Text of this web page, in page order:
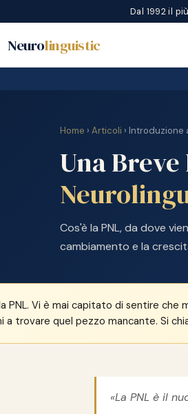
Dal 1992 il
Neurolinguistic
Home › Articoli › Introduzione
Una
Cos'è la PNL, da dove
cambiamento e la
PNL. Vi è mai capitato di sentire che
a trovare quel pezzo mancante. Si
«La PNL è il